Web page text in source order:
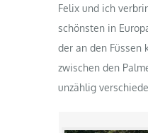
Felix und ich
schönsten in
der an den Füssen
zwischen den
unzählig